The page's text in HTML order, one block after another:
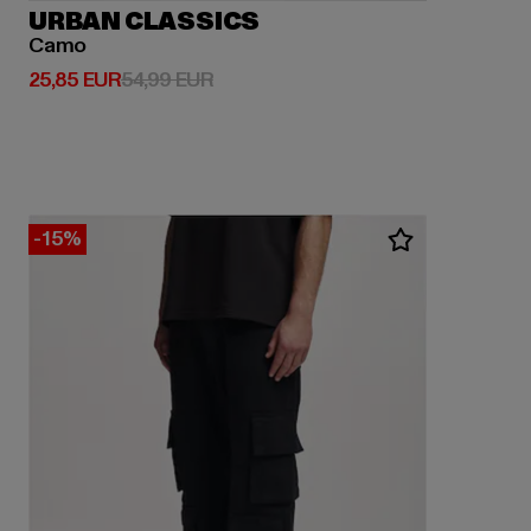
URBAN CLASSICS
Camo
25,85 EUR
Derzeitiger Preis: 25,85 EUR
54,99 EURAktionspreis: 54,99 EUR
-15%